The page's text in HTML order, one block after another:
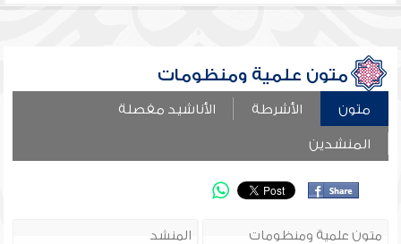
متون علمية ومنظومات
متون الأشرطة الأناشيد مفصلة
المنشدين